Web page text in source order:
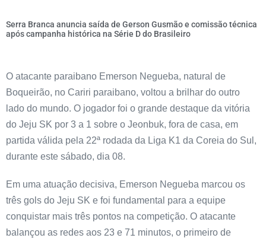
Serra Branca anuncia saída de Gerson Gusmão e comissão técnica
após campanha histórica na Série D do Brasileiro
O atacante paraibano Emerson Negueba, natural de
Boqueirão, no Cariri paraibano, voltou a brilhar do outro
lado do mundo. O jogador foi o grande destaque da vitória
do Jeju SK por 3 a 1 sobre o Jeonbuk, fora de casa, em
partida válida pela 22ª rodada da Liga K1 da Coreia do Sul,
durante este sábado, dia 08.
Em uma atuação decisiva, Emerson Negueba marcou os
três gols do Jeju SK e foi fundamental para a equipe
conquistar mais três pontos na competição. O atacante
balançou as redes aos 23 e 71 minutos, o primeiro de